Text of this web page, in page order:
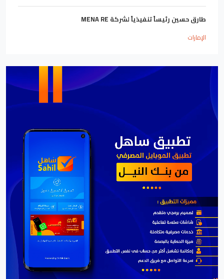
طارق حسين رئيساً تنفيذياً لشركة MENA RE
الإمارات